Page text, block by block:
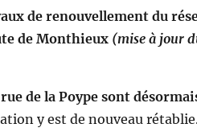
de renouvellement du
de Monthieux (mise à jour
rue de la Poype sont
y est de nouveau